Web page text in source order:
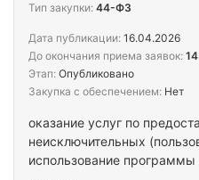
оказание услуг по
неисключительных
использование
Тип закупки: 44-ФЗ
Дата публикации: 16.04.2026
До окончания приема заявок:
Этап: Опубликовано
Закупка с обеспечением: Нет